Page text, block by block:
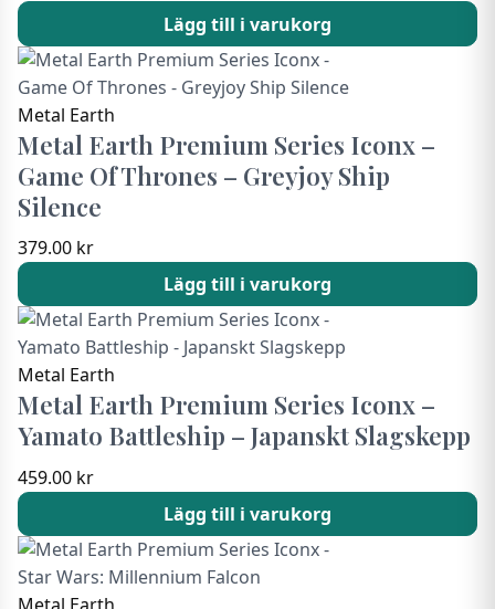
Lägg till i varukorg
Metal Earth
Metal Earth Premium Series Iconx –
Game Of Thrones – Greyjoy Ship
Silence
379.00 kr
Lägg till i varukorg
Metal Earth
Metal Earth Premium Series Iconx –
Yamato Battleship – Japanskt Slagskepp
459.00 kr
Lägg till i varukorg